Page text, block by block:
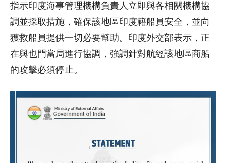
指示印度海事管理機構負責人立即與各相關機構協
調並採取措施，確保該地區印度籍船員安全，並向
獲救船員提供一切必要幫助。印度外交部表示，正
在與也門當局進行協調，強調針對航經該地區商船
的攻擊必須停止。